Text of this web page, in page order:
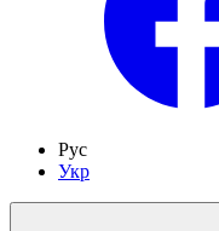
Рус
Укр